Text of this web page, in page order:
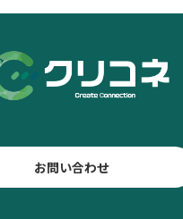
お問い合わせ